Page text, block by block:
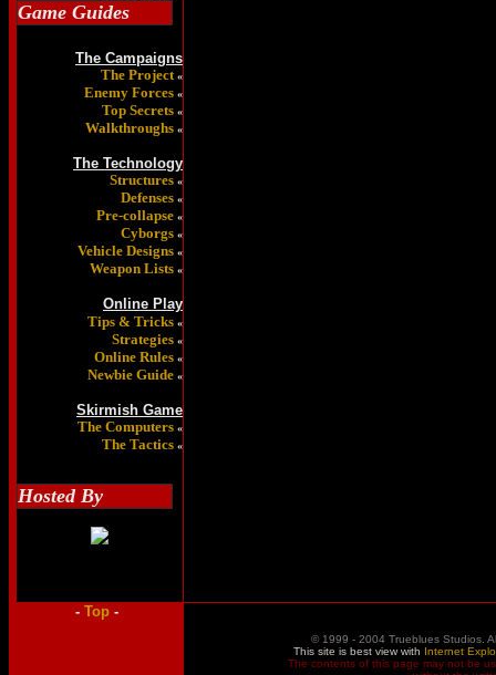
Game Guides
The Campaigns
The Project «
Enemy Forces «
Top Secrets «
Walkthroughs «
The Technology
Structures «
Defenses «
Pre-collapse «
Cyborgs «
Vehicle Designs «
Weapon Lists «
Online Play
Tips & Tricks «
Strategies «
Online Rules «
Newbie Guide «
Skirmish Game
The Computers «
The Tactics «
Hosted By
- Top -
© 1999 - 2004 Trueblues Studios.
This site is best view with Internet
The contents of this page may not be